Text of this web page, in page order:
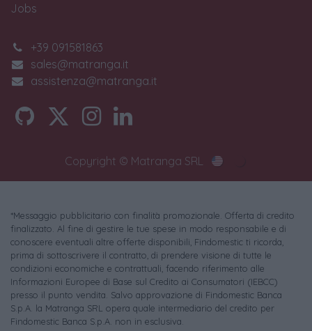
Jobs
+39 091581863
sales@matranga.it
assistenza@matranga.it
Copyright © Matranga SRL
*Messaggio pubblicitario con finalità promozionale. Offerta di credito
finalizzato. Al fine di gestire le tue spese in modo responsabile e di
conoscere eventuali altre offerte disponibili, Findomestic ti ricorda,
prima di sottoscrivere il contratto, di prendere visione di tutte le
condizioni economiche e contrattuali, facendo riferimento alle
Informazioni Europee di Base sul Credito ai Consumatori (IEBCC)
presso il punto vendita. Salvo approvazione di Findomestic Banca
S.p.A. la Matranga SRL opera quale intermediario del credito per
Findomestic Banca S.p.A. non in esclusiva.